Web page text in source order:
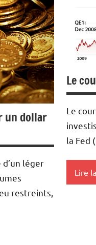
un dollar
léger
restreints,
Le
Le
la Fed
Lire